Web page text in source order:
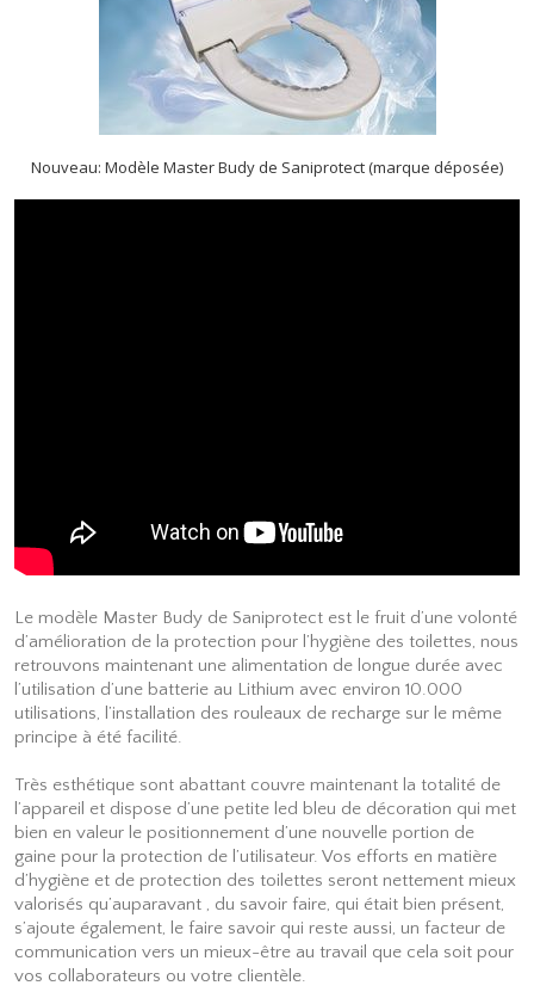
Nouveau: Modèle Master Budy de Saniprotect (marque déposée)
Le modèle Master Budy de Saniprotect est le fruit d’une volonté
d’amélioration de la protection pour l’hygiène des toilettes, nous
retrouvons maintenant une alimentation de longue durée avec
l’utilisation d’une batterie au Lithium avec environ 10.000
utilisations, l’installation des rouleaux de recharge sur le même
principe à été facilité.
Très esthétique sont abattant couvre maintenant la totalité de
l’appareil et dispose d’une petite led bleu de décoration qui met
bien en valeur le positionnement d’une nouvelle portion de
gaine pour la protection de l’utilisateur. Vos efforts en matière
d’hygiène et de protection des toilettes seront nettement mieux
valorisés qu’auparavant , du savoir faire, qui était bien présent,
s’ajoute également, le faire savoir qui reste aussi, un facteur de
communication vers un mieux-être au travail que cela soit pour
vos collaborateurs ou votre clientèle.